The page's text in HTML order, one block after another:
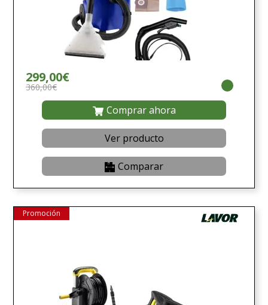
299,00€
360,00€
Comprar ahora
Ver producto
Comparar
Promoción